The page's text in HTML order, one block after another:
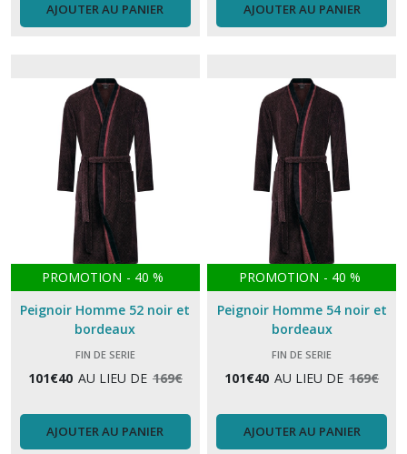
AJOUTER AU PANIER AJOUTER AU PANIER
PROMOTION - 40 %
Peignoir Homme 52 noir et
bordeaux
FIN DE SERIE
101€40 AU LIEU DE 169€
AJOUTER AU PANIER
PROMOTION - 40 %
Peignoir Homme 54 noir et
bordeaux
FIN DE SERIE
101€40 AU LIEU DE 169€
AJOUTER AU PANIER